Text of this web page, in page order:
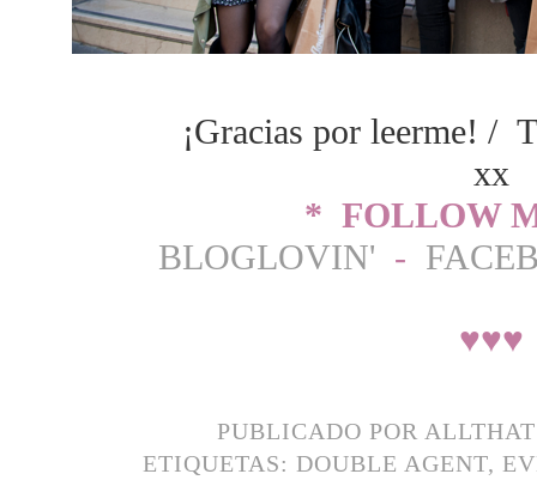
¡Gracias por leerme! /
xx
* FOLLOW
BLOGLOVIN' -
♥♥♥
PUBLICADO POR
ETIQUETAS: DOUBLE AGENT,